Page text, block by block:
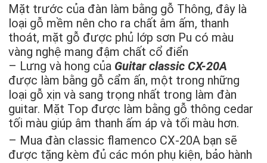
Mặt trước của đàn làm bằng gỗ Thông, đây là
loại gỗ mềm nên cho ra chất âm ấm, thanh
thoát, mặt gỗ được phủ lớp sơn Pu có màu
vàng nghệ mang đậm chất cổ điển
– Lưng và hong của Guitar classic CX-20A
được làm bằng gỗ cẩm ấn, một trong những
loại gỗ xịn và sang trọng nhất trong làm đàn
guitar. Mặt Top được làm bằng gỗ thông cedar
tối màu giúp âm thanh ấm áp và tối màu hơn.
– Mua đàn classic flamenco CX-20A bạn sẽ
được tặng kèm đủ các món phụ kiện, bảo hành